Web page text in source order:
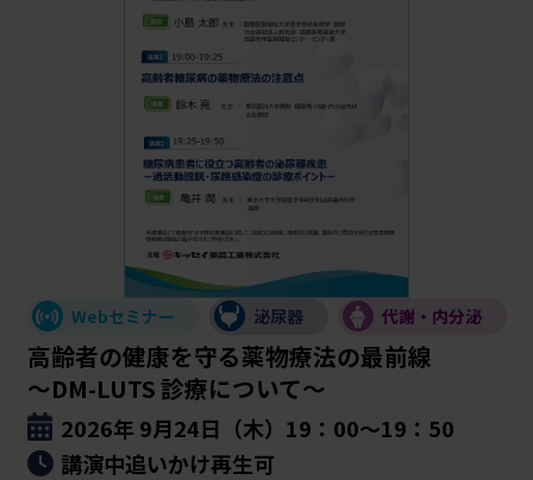
Webセミナー 泌尿器 代謝・内分泌
高齢者の健康を守る薬物療法の最前線
～DM-LUTS 診療について～
2026年 9月24日（木）19：00～19：50
講演中追いかけ再生可